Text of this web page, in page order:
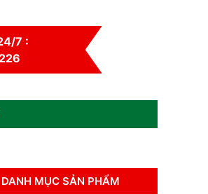
7 :
DANH MỤC SẢN PHẨM